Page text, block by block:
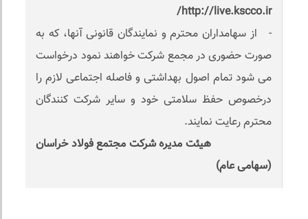
http://live.kscco.ir/
- از سهامداران محترم و نمایندگان قانونی آنها، که به
صورت حضوری در مجمع شرکت خواهند نمود درخواست
می شود تمام اصول بهداشتی و فاصله اجتماعی لازم را
درخصوص حفظ سلامتی خود و سایر شرکت کنندگان
محترم رعایت نمایند.
هیئت مدیره شرکت مجتمع فولاد خراسان
(سهامی عام)